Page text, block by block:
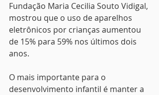
Fundação Maria Cecilia Souto Vidigal,
mostrou que o uso de aparelhos
eletrônicos por crianças aumentou
de 15% para 59% nos últimos dois
anos.
O mais importante para o
desenvolvimento infantil é manter a